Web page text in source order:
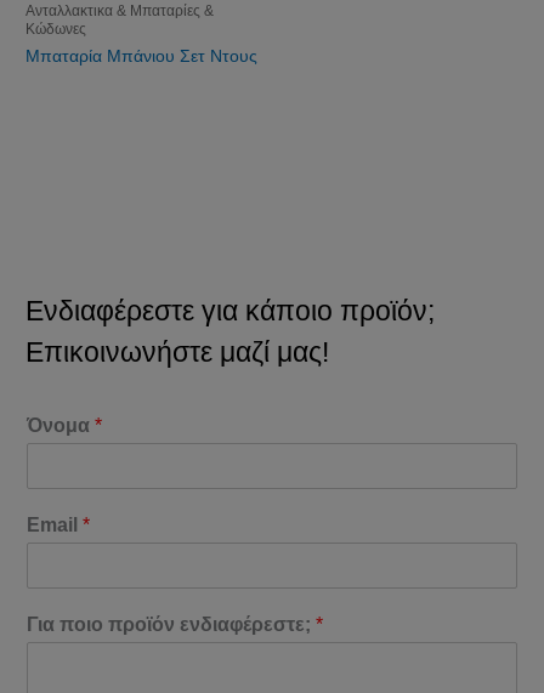
Ανταλλακτικα & Μπαταρίες &
Κώδωνες
Μπαταρία Μπάνιου Σετ Ντους
Ενδιαφέρεστε για κάποιο προϊόν;
Επικοινωνήστε μαζί μας!
Όνομα*
Email*
Για ποιο προϊόν ενδιαφέρεστε;*